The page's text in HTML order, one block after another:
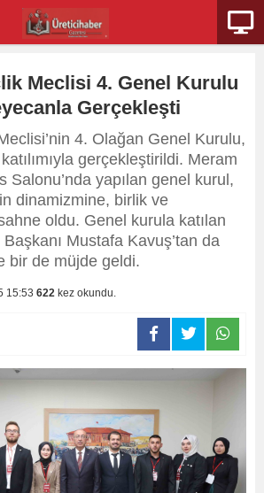
Meclisi 4. Genel Kurulu
Gerçekleşti
4. Olağan Genel Kurulu,
gerçekleştirildi. Meram
Salonu’nda yapılan genel kurul,
dinamizmine, birlik ve
oldu. Genel kurula katılan
Mustafa Kavuş’tan da
bir de müjde geldi.
15:53 622 kez okundu.